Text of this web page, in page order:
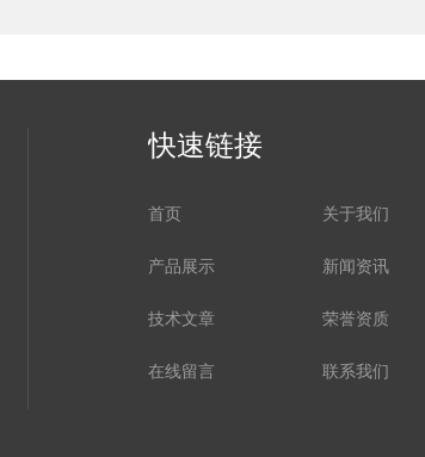
快速链接
首页 关于我们
产品展示 新闻资讯
技术文章 荣誉资质
在线留言 联系我们